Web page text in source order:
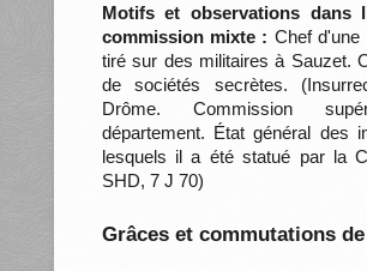
Motifs et observations dans
commission mixte : Chef d'une
tiré sur des militaires à Sauzet.
de sociétés secrètes.
Drôme. Commission
département. État général des
lesquels il a été statué par la
SHD, 7 J 70)
Grâces et commutations